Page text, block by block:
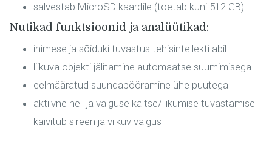
salvestab MicroSD kaardile (toetab kuni 512 GB)
Nutikad funktsioonid ja analüütikad:
inimese ja sõiduki tuvastus tehisintellekti abil
liikuva objekti jälitamine automaatse suumimisega
eelmääratud suundapööramine ühe puutega
aktiivne heli ja valguse kaitse/liikumise tuvastamisel
käivitub sireen ja vilkuv valgus